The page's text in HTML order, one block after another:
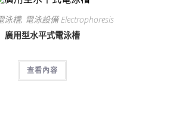
泳槽, 電泳設備 Electrophoresis
廣用型水平式電泳槽
查看內容